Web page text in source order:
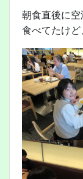
朝食直後に
食べてたけど